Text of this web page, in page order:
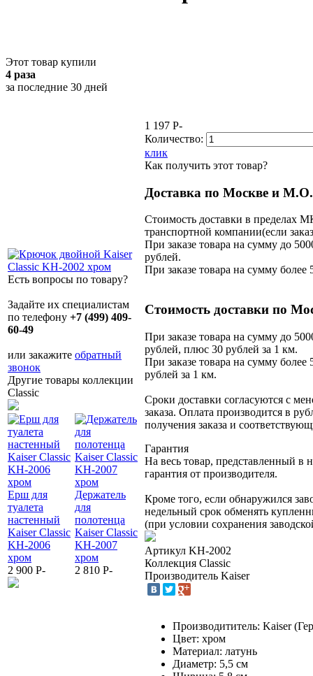
Этот товар купили
4 раза
за последние 30 дней
Есть вопросы по товару?
Задайте их специалистам
по телефону +7 (499) 409-
60-49
или закажите обратный
звонок
Другие товары коллекции
Classic
Ерш для
туалета
настенный
Kaiser Classic
KH-2006
хром
2 900 P-
Держатель
для
полотенца
Kaiser Classic
KH-2007
хром
2 810 P-
Держатель
стакана
Kaiser Classic
KH-2005
хром
1 470
Держатель
для
полотенца
Kaiser Classic
KH-2001
хром
2 280
Kaiser
16011
для
1 197 P-
Количество:
клик
Как получить этот товар?
Доставка по Москве и М.О.
Стоимость доставки в пределах
транспортной компании(если
При заказе товара на сумму до
рублей.
При заказе товара на сумму более
Стоимость доставки по
При заказе товара на сумму до
рублей, плюс 30 рублей за 1 км.
При заказе товара на сумму более
рублей за 1 км.
Сроки доставки согласуются с
заказа. Оплата производится в
получения заказа и
Гарантия
На весь товар, представленный в
гарантия от производителя.
Кроме того, если обнаружился
недельный срок обменять
(при условии сохранения
Артикул KH-2002
Коллекция Classic
Производитель Kaiser
Производититель: Kaiser
Цвет: хром
Материал: латунь
Диаметр: 5,5 см